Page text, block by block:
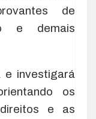
de
e demais
e investigará
os
e as